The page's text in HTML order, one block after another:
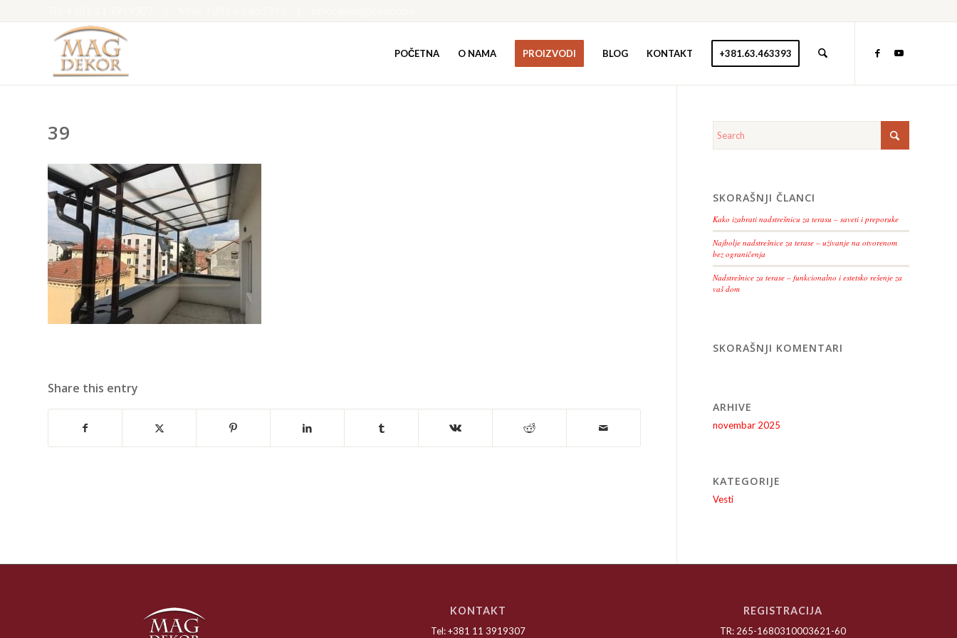
POČETNA O NAMA PROIZVODI BLOG KONTAKT +381.63.463393
39
Share this entry
SKORAŠNJI ČLANCI
Kako izabrati nadstrešnicu za terasu – saveti i preporuke
Najbolje nadstrešnice za terase – uživanje na otvorenom
bez ograničenja
Nadstrešnice za terase – funkcionalno i estetsko rešenje za
vaš dom
SKORAŠNJI KOMENTARI
ARHIVE
novembar 2025
KATEGORIJE
Vesti
KONTAKT
Tel: +381 11 3919307
REGISTRACIJA
TR: 265-1680310003621-60